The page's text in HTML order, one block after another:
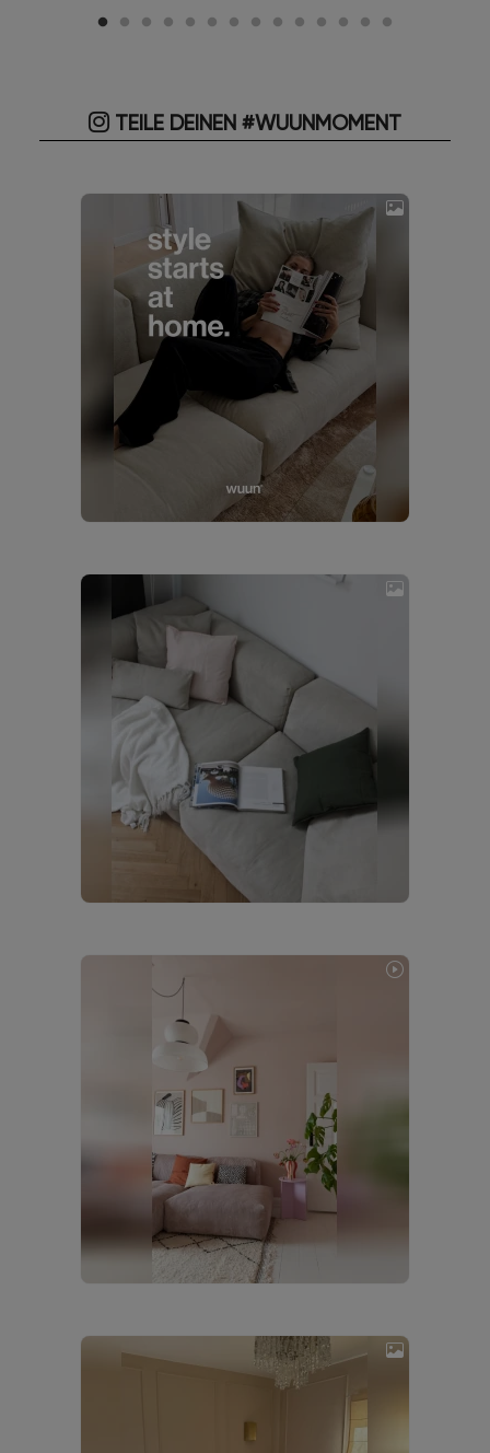
TEILE DEINEN #WUUNMOMENT